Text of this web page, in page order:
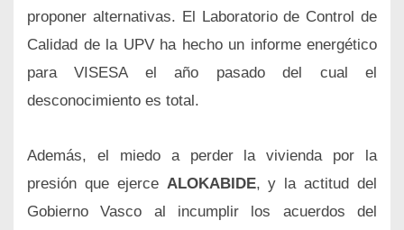
proponer alternativas. El Laboratorio de Control de
Calidad de la UPV ha hecho un informe energético
para VISESA el año pasado del cual el
desconocimiento es total.
Además, el miedo a perder la vivienda por la
presión que ejerce ALOKABIDE, y la actitud del
Gobierno Vasco al incumplir los acuerdos del